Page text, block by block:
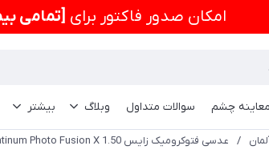
امكان صدور فاکتور برای [تمامی
چشم سوالات متداول وبلاگ بیشتر
/ عدسی فتوکرومیک زایس Zeiss DuraVision Platinum Photo Fusion X 1.50